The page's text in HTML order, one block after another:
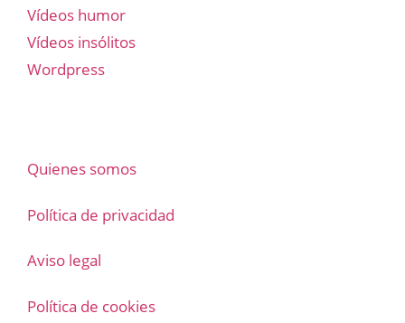
Vídeos humor
Vídeos insólitos
Wordpress
Quienes somos
Política de privacidad
Aviso legal
Política de cookies